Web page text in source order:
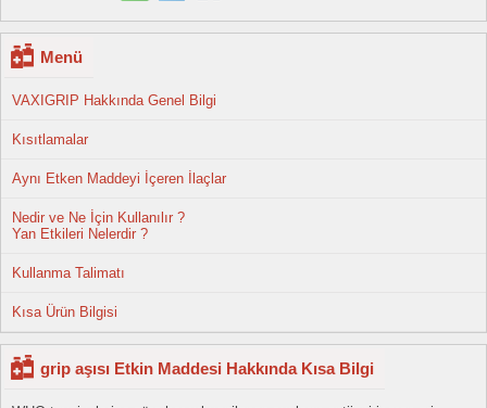
Menü
VAXIGRIP Hakkında Genel Bilgi
Kısıtlamalar
Aynı Etken Maddeyi İçeren İlaçlar
Nedir ve Ne İçin Kullanılır ?
Yan Etkileri Nelerdir ?
Kullanma Talimatı
Kısa Ürün Bilgisi
grip aşısı Etkin Maddesi Hakkında Kısa Bilgi